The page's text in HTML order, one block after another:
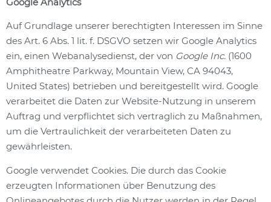
Auf Grundlage unserer berechtigten Interessen im Sinne
des Art. 6 Abs. 1 lit. f. DSGVO setzen wir Google Analytics
ein, einen Webanalysedienst, der von Google Inc. (1600
Amphitheatre Parkway, Mountain View, CA 94043,
United States) betrieben und bereitgestellt wird. Google
verarbeitet die Daten zur Website-Nutzung in unserem
Auftrag und verpflichtet sich vertraglich zu Maßnahmen,
um die Vertraulichkeit der verarbeiteten Daten zu
gewährleisten.
Google verwendet Cookies. Die durch das Cookie
erzeugten Informationen über Benutzung des